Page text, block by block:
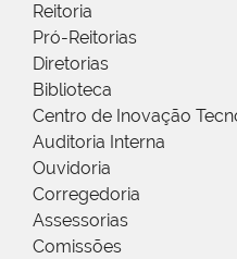
Reitoria
Pró-Reitorias
Diretorias
Biblioteca
Centro de Inovação
Auditoria Interna
Ouvidoria
Corregedoria
Assessorias
Comissões